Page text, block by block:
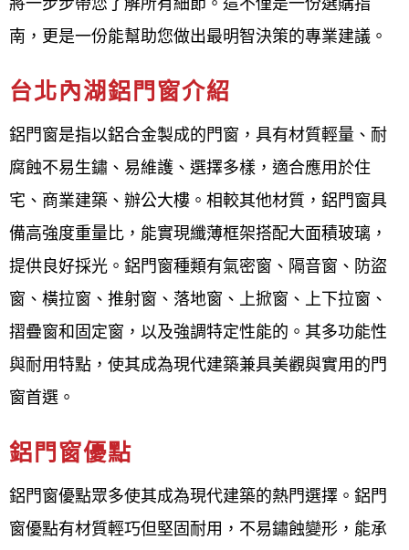
內湖,台北內湖專業鋁門窗五金,台北內湖鋁門窗輪子哪
台北內湖鋁門窗配件,台北內湖鋁門窗材料行,台北內湖
鋁窗五金,台北內湖鋁管材料行,台北內湖紗窗材料哪裡
買,台北內湖鋁料,台北內湖鋁門窗材料哪裡買,台北內
湖鋁材行,台北內湖鋁門窗材料批發,鋁門窗維修台北內
湖,台北內湖修理鋁門窗價格,台北內湖鋁門窗軌道修
理,台北內湖鋁門窗滑輪更換,台北內湖紗窗修理推薦,
台北內湖修理紗窗,台北內湖換紗窗價格,台北內湖紗窗
修理價格,台北內湖紗窗更換價格,台北內湖窗戶玻璃更
換價格
想尋找最高評分的台北內湖鋁門窗
廠商嗎？台北內湖鋁門窗推薦廠
商：
鋁門窗工程宅急便是一家提供台北內湖地區各式室內
外門窗設計、製造與施工服務的專業鋁門窗廠商，服
南，更是一份能幫助您做出最明智決策的專業建議。
台北內湖鋁門窗介紹
鋁門窗是指以鋁合金製成的門窗，具有材質輕量、耐
腐蝕不易生鏽、易維護、選擇多樣，適合應用於住
宅、商業建築、辦公大樓。相較其他材質，鋁門窗具
備高強度重量比，能實現纖薄框架搭配大面積玻璃，
提供良好採光。鋁門窗種類有氣密窗、隔音窗、防盜
窗、橫拉窗、推射窗、落地窗、上掀窗、上下拉窗、
摺疊窗和固定窗，以及強調特定性能的。其多功能性
與耐用特點，使其成為現代建築兼具美觀與實用的門
窗首選。
鋁門窗優點
鋁門窗優點眾多使其成為現代建築的熱門選擇。鋁門
窗優點有材質輕巧但堅固耐用，不易鏽蝕變形，能承